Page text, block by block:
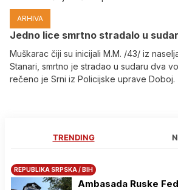
ARHIVA
Јedno lice smrtno stradalo u
Muškarac čiji su inicijali M.M. /43/ iz
Stanari, smrtno je stradao u sudaru dva
rečeno je Srni iz Policijske uprave Doboj.
TRENDING
REPUBLIKA SRPSKA / BIH
Ambasada Ruske